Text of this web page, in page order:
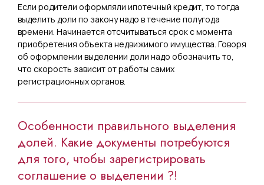
Если родители оформляли ипотечный кредит, то тогда
выделить доли по закону надо в течение полугода
времени. Начинается отсчитываться срок с момента
приобретения объекта недвижимого имущества. Говоря
об оформлении выделении доли надо обозначить то,
что скорость зависит от работы самих
регистрационных органов.
Особенности правильного выделения
долей. Какие документы потребуются
для того, чтобы зарегистрировать
соглашение о выделении ?!